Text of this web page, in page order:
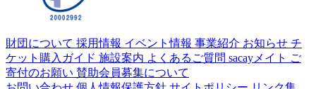
財団について 採用情報 イベント情報 事業紹介 お知らせ チ
ケット購入ガイド 施設案内 よくあるご質問 sacayメイト ご
寄付のお願い 賛助会員募集について